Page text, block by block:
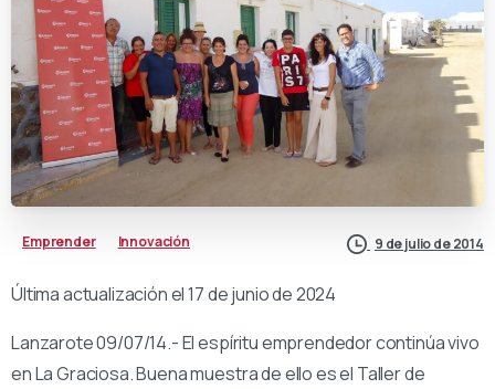
Emprender Innovación 9 de julio de 2014
Última actualización el 17 de junio de 2024
Lanzarote 09/07/14.- El espíritu emprendedor continúa vivo
en La Graciosa. Buena muestra de ello es el Taller de